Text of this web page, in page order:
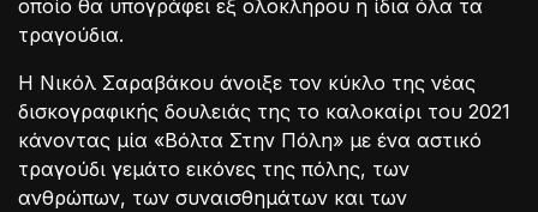
οποίο θα υπογράφει εξ ολοκλήρου η ίδια όλα τα
τραγούδια.
Η Νικόλ Σαραβάκου άνοιξε τον κύκλο της νέας
δισκογραφικής δουλειάς της το καλοκαίρι του 2021
κάνοντας μία «Βόλτα Στην Πόλη» με ένα αστικό
τραγούδι γεμάτο εικόνες της πόλης, των
ανθρώπων, των συναισθημάτων και των